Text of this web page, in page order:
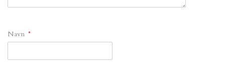
Navn *